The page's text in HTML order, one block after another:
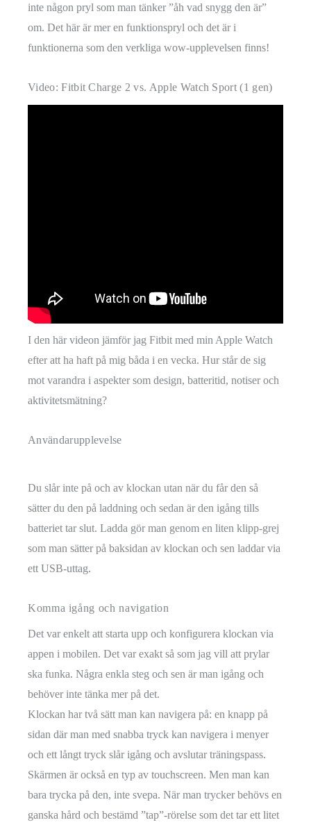
inte någon pryl som man tänker ”åh vad snygg den är”
om. Det här är mer en funktionspryl och det är i
funktionerna som den verkliga wow-upplevelsen finns!
Video: Fitbit Charge 2 vs. Apple Watch Sport (1 gen)
I den här videon jämför jag Fitbit med min Apple Watch
efter att ha haft på mig båda i en vecka. Hur står de sig
mot varandra i aspekter som design, batteritid, notiser och
aktivitetsmätning?
Användarupplevelse
Du slår inte på och av klockan utan när du får den så
sätter du den på laddning och sedan är den igång tills
batteriet tar slut. Ladda gör man genom en liten klipp-grej
som man sätter på baksidan av klockan och sen laddar via
ett USB-uttag.
Komma igång och navigation
Det var enkelt att starta upp och konfigurera klockan via
appen i mobilen. Det var exakt så som jag vill att prylar
ska funka. Några enkla steg och sen är man igång och
behöver inte tänka mer på det.
Klockan har två sätt man kan navigera på: en knapp på
sidan där man med snabba tryck kan navigera i menyer
och ett långt tryck slår igång och avslutar träningspass.
Skärmen är också en typ av touchscreen. Men man kan
bara trycka på den, inte svepa. När man trycker behövs en
ganska hård och bestämd ”tap”-rörelse som det tar ett litet